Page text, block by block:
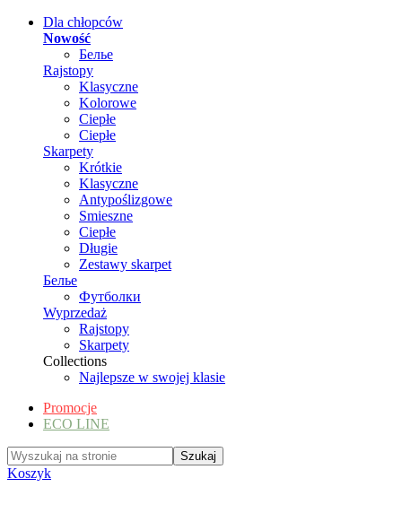
Dla chłopców
Nowość
Белье
Rajstopy
Klasyczne
Kolorowe
Ciepłe
Ciepłe
Skarpety
Krótkie
Klasyczne
Antypoślizgowe
Smieszne
Ciepłe
Długie
Zestawy skarpet
Белье
Футболки
Wyprzedaż
Rajstopy
Skarpety
Collections
Najlepsze w swojej klasie
Promocje
ECO LINE
Koszyk